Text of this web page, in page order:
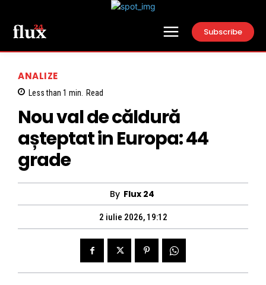
Subscribe
ANALIZE
Less than 1 min. Read
Nou val de căldură
așteptat in Europa: 44
grade
By Flux 24
2 iulie 2026, 19:12